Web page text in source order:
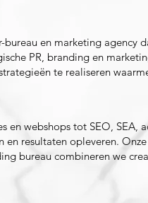
en marketing
PR, branding en
te realiseren
en webshops tot SEO,
en resultaten opleveren.
bureau combineren we